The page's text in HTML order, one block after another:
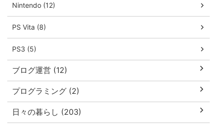
Nintendo (12)
PS Vita (8)
PS3 (5)
ブログ運営 (12)
プログラミング (2)
日々の暮らし (203)